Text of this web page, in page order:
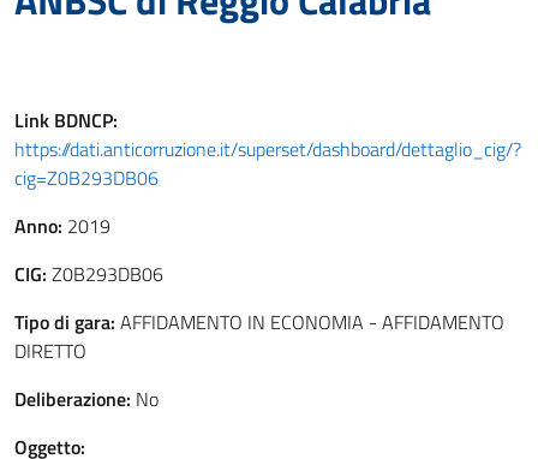
Link BDNCP:
https://dati.anticorruzione.it/superset/dashboard/dettaglio_cig/?
cig=Z0B293DB06
Anno: 2019
CIG: Z0B293DB06
Tipo di gara: AFFIDAMENTO IN ECONOMIA - AFFIDAMENTO
DIRETTO
Deliberazione: No
Oggetto: